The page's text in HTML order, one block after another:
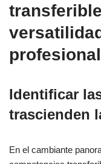
éxito
8 – Preparación de
ensayo
Practica tus
9 – Búsqueda de
profesional
Identificar
trascienden
En el cambiante